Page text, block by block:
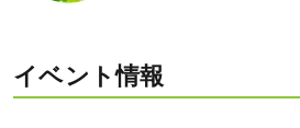
イベント情報